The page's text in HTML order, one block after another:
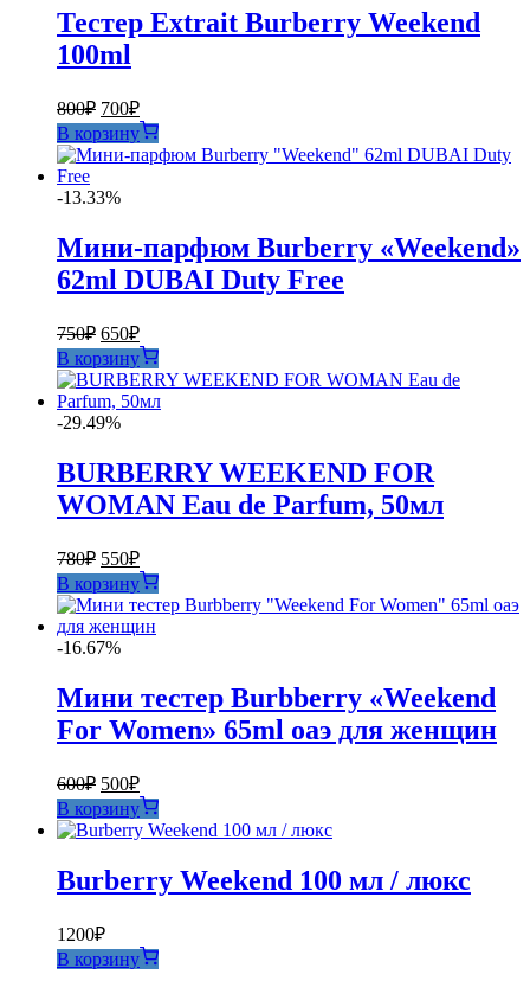
Тестер Extrait Burberry Weekend
100ml
800₽ Первоначальная
цена
составляла
700₽Текущая
цена:
700₽.
В корзину
-13.33%
Мини-парфюм Burberry «Weekend»
62ml DUBAI Duty Free
750₽ Первоначальная
цена
составляла
750₽.
650₽Текущая
цена:
650₽.
В корзину
-29.49%
BURBERRY WEEKEND FOR
WOMAN Eau de Parfum, 50мл
780₽ Первоначальная
цена
составляла
780₽.
550₽Текущая
цена:
550₽.
В корзину
-16.67%
Мини тестер Burbberry «Weekend
For Women» 65ml оаэ для женщин
600₽ Первоначальная
цена
составляла
600₽.
500₽Текущая
цена:
500₽.
В корзину
Burberry Weekend 100 мл / люкс
1200₽
В корзину